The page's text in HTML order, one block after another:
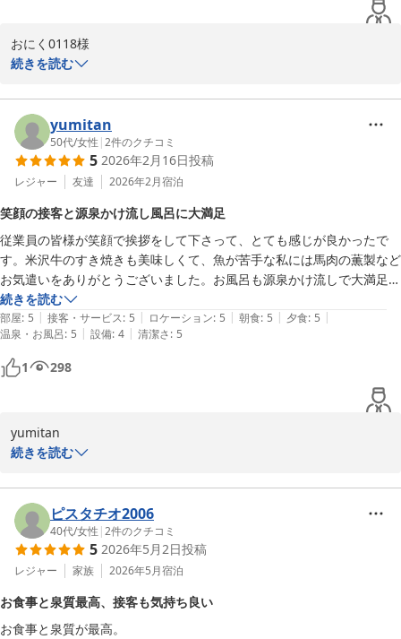
様に気持ちよくお過ごしいただけるよう、日々の清掃と手入れを大
切にしております。その点に気づいてくださり、気にならないと仰
っていただけたことは、私共にとって大きな救いでございます。
まいります。4回目のお帰りも、スタッフ一同、そして温かな源泉
とともに心よりお待ち申し上げております。ありがとうございまし
小野川温泉 名湯の宿 吾妻荘
2026-04-11
おにく0118様
いました。 米沢牛のすき焼き、そして食後のプリンまで存分に楽し
んでいただけたご様子で、私共も大変嬉しく拝読いたしました。
特にプリンのカラメルソースを気に入っていただけたとのこと、光
栄に存じます。 あの独特のあまじょっぱさは、小野川温泉の各宿の
るからこその味わいです。地元の佐藤豆腐店さんの濃厚な豆乳を使
ったプリンに、この味噌カラメルが絶妙に合うよう趣向を凝らした
一品ですので、お口に合いましたようで何よりでございます。
当館自慢の源泉掛け流しの湯とともに、心穏やかなひとときをお過
ごしいただけたのであれば幸いです。
ぜひまた、あの味わいと体の芯から温まる温泉を恋しく思われたと
きには、いつでもお帰りください。 お客様に再びお会いできる日
を、スタッフ一同心よりお待ち申し上げております。ありがとうご
小野川温泉 名湯の宿 吾妻荘
続きを読む
yumitan
50代/女性 |2件のクチコミ
5 2026年2月16日投稿
レジャー 友達 2026年2月宿泊
笑顔の接客と源泉かけ流し風呂に大満足
従業員の皆様が笑顔で挨拶をして下さって、とても感じが良かったで
す。米沢牛のすき焼きも美味しくて、魚が苦手な私には馬肉の薫製など
お気遣いをありがとうございました。お風呂も源泉かけ流しで大満足で
す。残念な点はお風呂を出た所のウォーターサーバーのコップが無かっ
たのが残念でした。
また、機会が会ったら伺いたいです。
続きを読む
部屋: 5 | 接客・サービス: 5 | ロケーション: 5 | 朝食: 5 | 夕食: 5 |
温泉・お風呂: 5 | 設備: 4 | 清潔さ: 5
1 298
yumitan
この度は小野川温泉 吾妻荘にご宿泊いただき、誠にありがとうござ
従業員の接客や源泉掛け流しの温泉にご満足いただけたとのこと、
大変嬉しく拝読いたしました。何より「笑顔が良かった」というお
言葉は、私どもスタッフにとって最高の励みになります。
だけるよう、馬肉の燻製などをご用意させていただきました。米沢
牛のすき焼きとともに、山形の味覚をご堪能いただけたのであれば
続きを読む
ピスタチオ2006
40代/女性 |2件のクチコミ
5 2026年5月2日投稿
レジャー 家族 2026年5月宿泊
お食事と泉質最高、接客も気持ち良い
お食事と泉質が最高。